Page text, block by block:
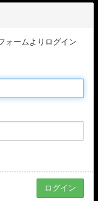
ォームよりログイン